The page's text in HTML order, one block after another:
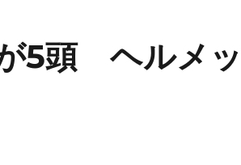
5頭 ヘルメ